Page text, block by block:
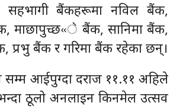
बैंकहरूमा नविल बैंक,
माछापुच्छ«े बैंक, सानिमा बैंक,
प्रभु बैंक र गरिमा बैंक रहेका छन्।
आईपुग्दा दराज ११.११ अहिले
ठूलो अनलाइन किनमेल उत्सव